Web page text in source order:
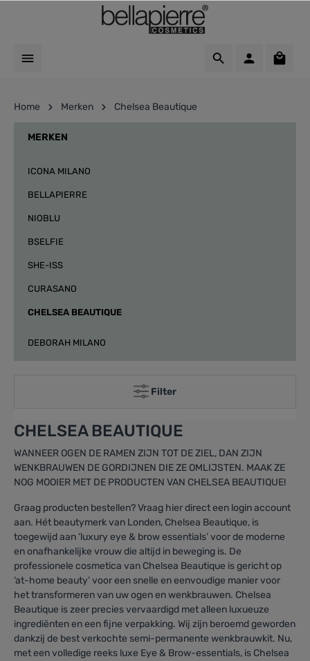
Home Merken Chelsea Beautique
MERKEN
ICONA MILANO
BELLAPIERRE
NIOBLU
BSELFIE
SHE-ISS
CURASANO
CHELSEA BEAUTIQUE
DEBORAH MILANO
Filter
CHELSEA BEAUTIQUE
WANNEER OGEN DE RAMEN ZIJN TOT DE ZIEL, DAN ZIJN
WENKBRAUWEN DE GORDIJNEN DIE ZE OMLIJSTEN. MAAK ZE
NOG MOOIER MET DE PRODUCTEN VAN CHELSEA BEAUTIQUE!
Graag producten bestellen? Vraag hier direct een login account
aan. Hét beautymerk van Londen, Chelsea Beautique, is
toegewijd aan ‘luxury eye & brow essentials’ voor de moderne
en onafhankelijke vrouw die altijd in beweging is. De
professionele cosmetica van Chelsea Beautique is gericht op
‘at-home beauty’ voor een snelle en eenvoudige manier voor
het transformeren van uw ogen en wenkbrauwen. Chelsea
Beautique is zeer precies vervaardigd met alleen luxueuze
ingrediënten en een fijne verpakking. Wij zijn beroemd geworden
dankzij de best verkochte semi-permanente wenkbrauwkit. Nu,
met een volledige reeks luxe Eye & Brow-essentials, is Chelsea